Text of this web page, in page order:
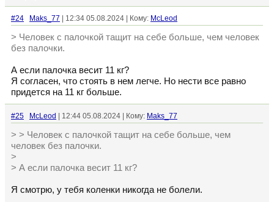
#24 Maks_77 | 12:34 05.08.2024 | Кому: McLeod
> Человек с палочкой тащит на себе больше, чем человек
без палочки.
А если палочка весит 11 кг?
Я согласен, что стоять в нем легче. Но нести все равно
придется на 11 кг больше.
#25 McLeod | 12:44 05.08.2024 | Кому: Maks_77
> > Человек с палочкой тащит на себе больше, чем
человек без палочки.
>
> А если палочка весит 11 кг?
Я смотрю, у тебя коленки никогда не болели.